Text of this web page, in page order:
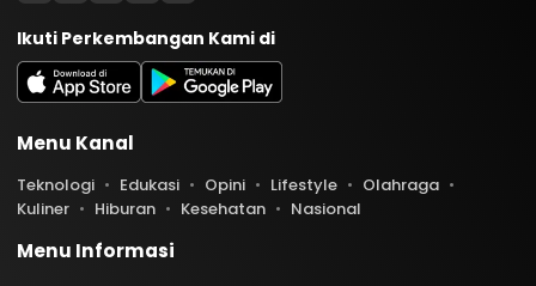
Ikuti Perkembangan Kami di
Menu Kanal
Teknologi Edukasi Opini Lifestyle
Olahraga
Kuliner
Hiburan Kesehatan Nasional
Menu Informasi